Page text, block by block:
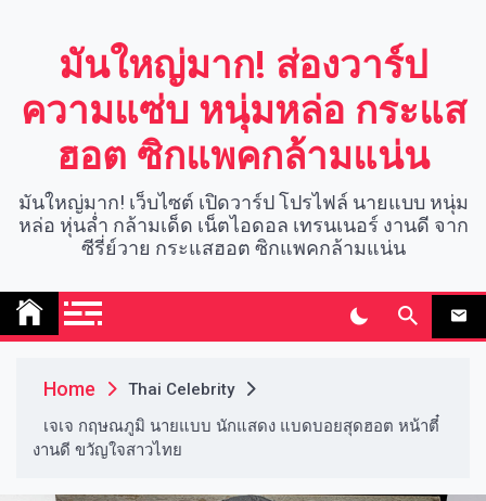
มันใหญ่มาก! ส่องวาร์ป
ความแซ่บ หนุ่มหล่อ กระแส
ฮอต ซิกแพคกล้ามแน่น
มันใหญ่มาก! เว็บไซต์ เปิดวาร์ป โปรไฟล์ นายแบบ หนุ่ม
หล่อ หุ่นล่ำ กล้ามเด็ด เน็ตไอดอล เทรนเนอร์ งานดี จาก
ซีรี่ย์วาย กระแสฮอต ซิกแพคกล้ามแน่น
Home
Thai Celebrity
เจเจ กฤษณภูมิ นายแบบ นักแสดง แบดบอยสุดฮอต หน้าตี๋
งานดี ขวัญใจสาวไทย